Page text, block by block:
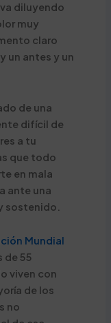
diluyendo
muy
claro
un antes y un
de una
difícil de
a tu
que todo
en mala
ante una
sostenido.
Mundial
de 55
viven con
de los
no